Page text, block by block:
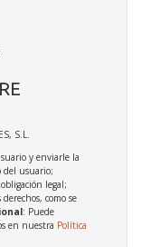
S.L.
y enviarle la
del usuario;
legal;
como se
: Puede
en nuestra Política